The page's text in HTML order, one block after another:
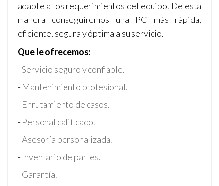
adapte a los requerimientos del equipo. De esta
manera conseguiremos una PC más rápida,
eficiente, segura y óptima a su servicio.
Que le ofrecemos:
-Servicio seguro y confiable.
- Mantenimiento profesional.
- Enrutamiento de casos.
- Personal calificado.
-Asesoría personalizada.
- Inventario de partes.
- Garantía.